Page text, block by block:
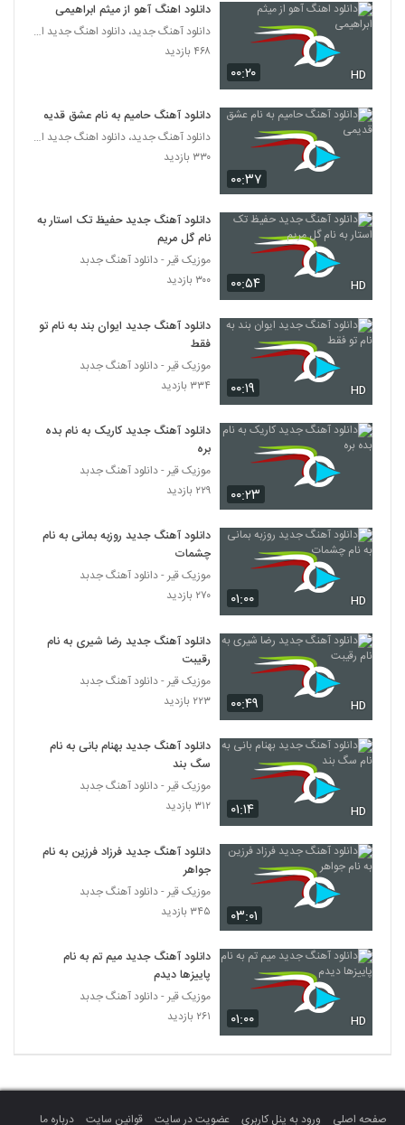
دانلود آهنگ آمین بچه نشو (Aamin Bache
Nasho)
2771
آهنگ رو اسمش حساسم از شهداد شعبان
نژاد(پاپ)
۳۳۷ بازدید
آهنگ محمد یاوری بنام دیوونه
۴۳۰ بازدید
موزیک زیبای رنگ چشمات از متین معزپور
2774
دانلود آهنگ جدید و زیبای ماکیچی با نام قانون
۲۸۳ بازدید
2775
Rasha Ideal
۲۸۲ بازدید
Farshid Gorji Koja Boodam
2777
۲۹۹ بازدید
2778
Davood Servati Dooset Daram
۲۶۳ بازدید
رامین صاحبی آهنگ جهان بی قرار
2780
دانلود آهنگ رضا مدنی نت عاشقی
۳۲۹ بازدید
2781
دانلود آهنگ راما (جدید) لیلا
۳۹۷ بازدید
دانلود آهنگ عکس های یادگاری از حامد
۲۹۲ بازدید
2783
دانلود آهنگ جدید و زیبای سجاد جهانبخش با
نام بزن نقاره زن
Faraz Gavani Ba Ham
۳۲۹ بازدید
2785
دانلود آهنگ اتفاق از ادریس قجاوند
۰۰:۲۰ HD
دانلود اهنگ آهو از میثم ابراهیمی
دانلود آهنگ جدید، دانلود اهنگ جدید ایرانی
۴۶۸ بازدید
۰۰:۳۷
دانلود آهنگ حامیم به نام عشق قدیمی
دانلود آهنگ جدید، دانلود اهنگ جدید ایرانی
۳۳۰ بازدید
۰۰:۵۴ HD
دانلود آهنگ جدید حفیظ تک استار به
نام گل مریم
موزیک قیر - دانلود آهنگ جدبد
۳۰۰ بازدید
۰۰:۱۹ HD
دانلود آهنگ جدید ایوان بند به نام تو
فقط
موزیک قیر - دانلود آهنگ جدبد
۳۳۴ بازدید
۰۰:۲۳
دانلود آهنگ جدید کاریک به نام بده
بره
موزیک قیر - دانلود آهنگ جدبد
۲۲۹ بازدید
۰۱:۰۰ HD
دانلود آهنگ جدید روزبه بمانی به نام
چشمات
موزیک قیر - دانلود آهنگ جدبد
۲۷۰ بازدید
۰۰:۴۹ HD
دانلود آهنگ جدید رضا شیری به نام
رقیبت
موزیک قیر - دانلود آهنگ جدبد
۲۲۳ بازدید
۰۱:۱۴ HD
دانلود آهنگ جدید بهنام بانی به نام
سگ بند
موزیک قیر - دانلود آهنگ جدبد
۳۱۲ بازدید
۰۳:۰۱
دانلود آهنگ جدید فرزاد فرزین به نام
جواهر
موزیک قیر - دانلود آهنگ جدبد
۳۴۵ بازدید
۰۱:۰۰ HD
دانلود آهنگ جدید میم تم به نام
پاییزها دیدم
موزیک قیر - دانلود آهنگ جدبد
۲۶۱ بازدید
صفحه اصلی ورود به پنل کاربری عضویت در سایت قوانین سایت درباره ما